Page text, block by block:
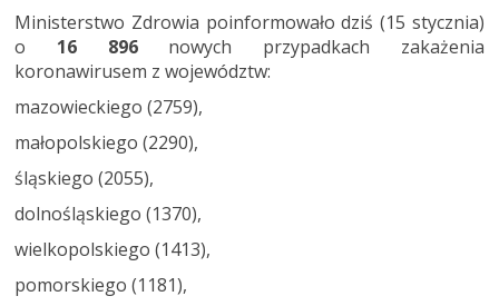
Ministerstwo Zdrowia poinformowało dziś (15 stycznia)
o 16 896nowych przypadkach zakażenia
koronawirusem z województw:
mazowieckiego (2759),
małopolskiego (2290),
śląskiego (2055),
dolnośląskiego (1370),
wielkopolskiego (1413),
pomorskiego (1181),